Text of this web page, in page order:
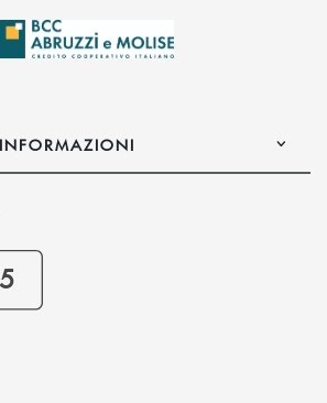
INFORMAZIONI